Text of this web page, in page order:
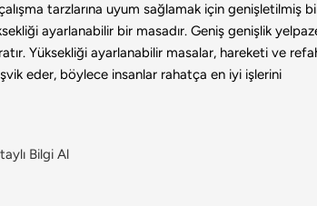
tarzlarına uyum sağlamak için genişletilmiş
ayarlanabilir bir masadır. Geniş genişlik
Yüksekliği ayarlanabilir masalar, hareketi ve
eder, böylece insanlar rahatça en iyi işlerini
Bilgi Al